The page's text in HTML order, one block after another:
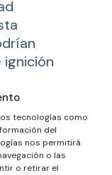
tecnologías como
del
nos permitirá
o las
o retirar el